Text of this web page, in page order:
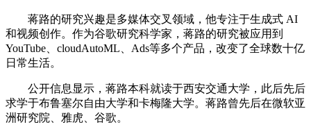
蒋路的研究兴趣是多媒体交叉领域，他专注于生成式 AI
和视频创作。作为谷歌研究科学家，蒋路的研究被应用到
YouTube、cloudAutoML、Ads等多个产品，改变了全球数十亿
日常生活。
公开信息显示，蒋路本科就读于西安交通大学，此后先后
求学于布鲁塞尔自由大学和卡梅隆大学。蒋路曾先后在微软亚
洲研究院、雅虎、谷歌。